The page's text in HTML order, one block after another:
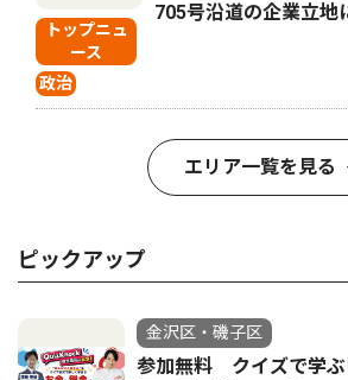
トップニュ
ース
政治
705号沿道の企業立地
エリア一覧を見る
ピックアップ
金沢区・磯子区
参加無料 クイズで学